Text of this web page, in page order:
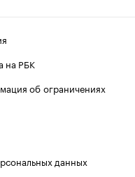
на РБК
об ограничениях
данных